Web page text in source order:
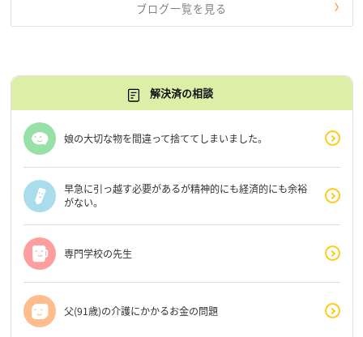
ブログ一覧を見る
解決済の相談
娘の大切な物を間違って捨ててしまいました。
早急に引っ越す必要があるが精神的にも経済的にも余裕
がない。
専門学校の先生
父(91歳)の介護にかかるお金の問題